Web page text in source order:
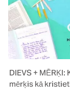
DIEVS + MĒRĶI:
mērķis kā